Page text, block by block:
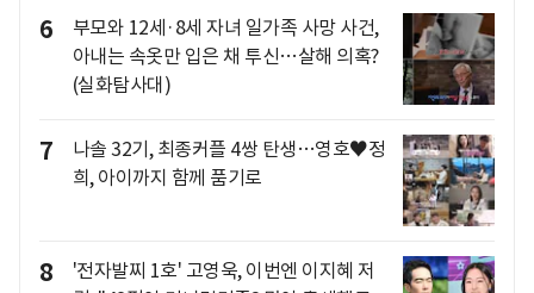
6
부모와 12세·8세 자녀 일가족 사망 사건,
아내는 속옷만 입은 채 투신…살해 의혹?
(실화탐사대)
7
나솔 32기, 최종커플 4쌍 탄생…영호♥정
희, 아이까지 함께 품기로
8
'전자발찌 1호' 고영욱, 이번엔 이지혜 저